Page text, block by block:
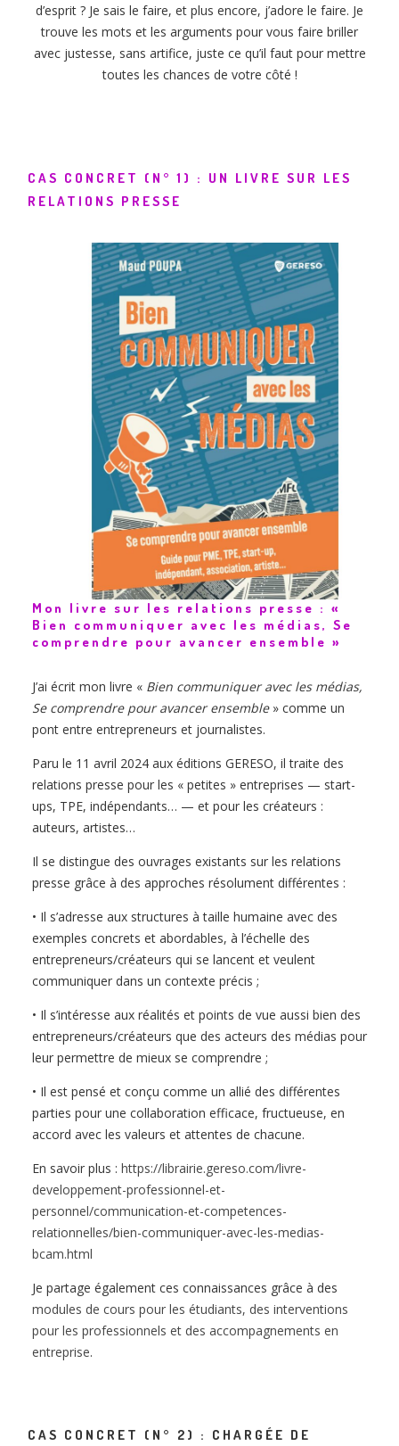
d’esprit ? Je sais le faire, et plus encore, j’adore le faire. Je
trouve les mots et les arguments pour vous faire briller
avec justesse, sans artifice, juste ce qu’il faut pour mettre
toutes les chances de votre côté !
CAS CONCRET (N° 1) : UN LIVRE SUR LES
RELATIONS PRESSE
Mon livre sur les relations presse : «
Bien communiquer avec les médias, Se
comprendre pour avancer ensemble »
J’ai écrit mon livre « Bien communiquer avec les médias,
Se comprendre pour avancer ensemble » comme un
pont entre entrepreneurs et journalistes.
Paru le 11 avril 2024 aux éditions GERESO, il traite des
relations presse pour les « petites » entreprises — start-
ups, TPE, indépendants… — et pour les créateurs :
auteurs, artistes…
Il se distingue des ouvrages existants sur les relations
presse grâce à des approches résolument différentes :
• Il s’adresse aux structures à taille humaine avec des
exemples concrets et abordables, à l’échelle des
entrepreneurs/créateurs qui se lancent et veulent
communiquer dans un contexte précis ;
• Il s’intéresse aux réalités et points de vue aussi bien des
entrepreneurs/créateurs que des acteurs des médias pour
leur permettre de mieux se comprendre ;
• Il est pensé et conçu comme un allié des différentes
parties pour une collaboration efficace, fructueuse, en
accord avec les valeurs et attentes de chacune.
En savoir plus : https://librairie.gereso.com/livre-
developpement-professionnel-et-
personnel/communication-et-competences-
relationnelles/bien-communiquer-avec-les-medias-
bcam.html
Je partage également ces connaissances grâce à des
modules de cours pour les étudiants, des interventions
pour les professionnels et des accompagnements en
entreprise.
CAS CONCRET (N° 2) : CHARGÉE DE